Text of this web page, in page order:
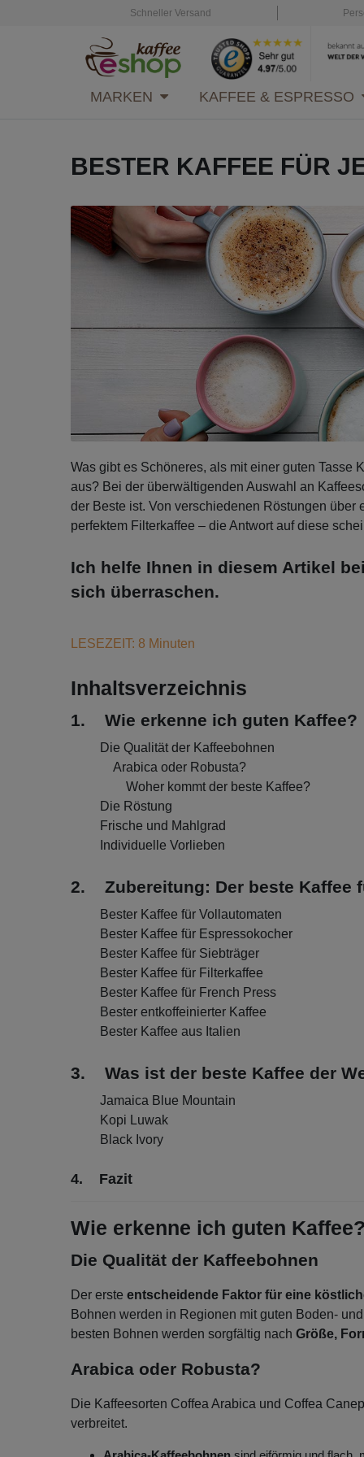
Schneller Versand
MARKEN KAFFEE & ESPRESSO
BESTER KAFFEE FÜR
Was gibt es Schöneres, als mit einer guten Tasse
aus? Bei der überwältigenden Auswahl an
der Beste ist. Von verschiedenen Röstungen
perfektem Filterkaffee – die Antwort auf diese
Ich helfe Ihnen in diesem Artikel
sich überraschen.
LESEZEIT: 8 Minuten
Inhaltsverzeichnis
1. Wie erkenne ich guten Kaffee?
Die Qualität der Kaffeebohnen
Arabica oder Robusta?
Woher kommt der beste Kaffee?
Die Röstung
Frische und Mahlgrad
Individuelle Vorlieben
2. Zubereitung: Der beste Kaffee
Bester Kaffee für Vollautomaten
Bester Kaffee für Espressokocher
Bester Kaffee für Siebträger
Bester Kaffee für Filterkaffee
Bester Kaffee für French Press
Bester entkoffeinierter Kaffee
Bester Kaffee aus Italien
3. Was ist der beste Kaffee der
Jamaica Blue Mountain
Kopi Luwak
Black Ivory
4. Fazit
Wie erkenne ich guten Kaffee?
Die Qualität der Kaffeebohnen
Der erste entscheidende Faktor für eine
Bohnen werden in Regionen mit guten Boden-
besten Bohnen werden sorgfältig nach Größe,
Arabica oder Robusta?
Die Kaffeesorten Coffea Arabica und Coffea
verbreitet.